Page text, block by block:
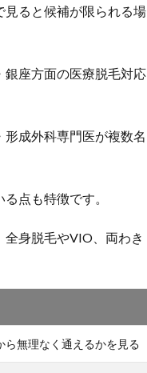
ると候補が限られる場
銀座方面の医療脱毛対応
成外科専門医が複数名
点も特徴です。
身脱毛やVIO、両わき
ら無理なく通えるかを見る